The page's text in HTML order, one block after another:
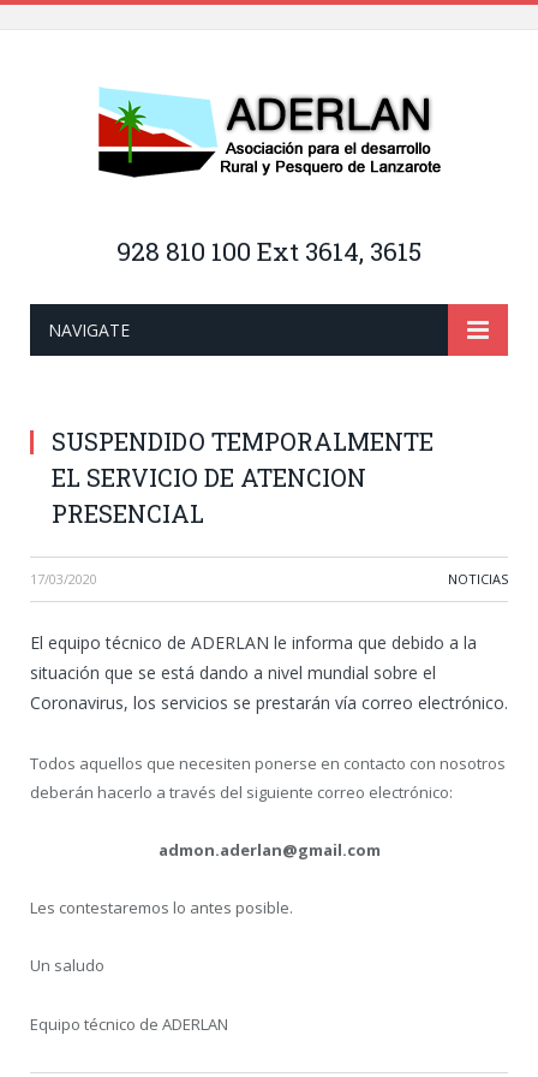
928 810 100 Ext 3614, 3615
NAVIGATE
SUSPENDIDO TEMPORALMENTE
EL SERVICIO DE ATENCION
PRESENCIAL
17/03/2020 NOTICIAS
El equipo técnico de ADERLAN le informa que debido a la
situación que se está dando a nivel mundial sobre el
Coronavirus, los servicios se prestarán vía correo electrónico.
Todos aquellos que necesiten ponerse en contacto con nosotros
deberán hacerlo a través del siguiente correo electrónico:
admon.aderlan@gmail.com
Les contestaremos lo antes posible.
Un saludo
Equipo técnico de ADERLAN